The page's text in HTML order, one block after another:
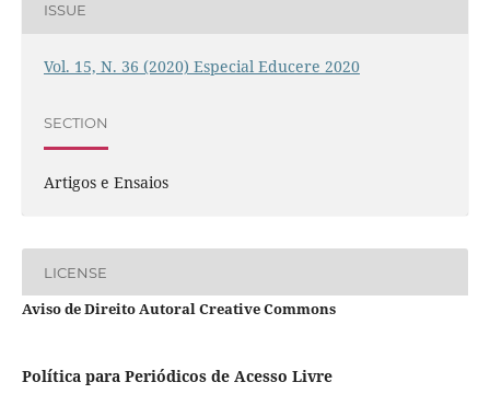
ISSUE
Vol. 15, N. 36 (2020) Especial Educere 2020
SECTION
Artigos e Ensaios
LICENSE
Aviso de Direito Autoral Creative Commons
Política para Periódicos de Acesso Livre